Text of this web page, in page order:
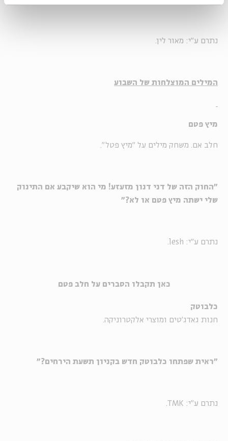
נתרם ע"י: מאור לין.
המילים המוצלחות של השבוע
מיץ פטם
חלב אם. משחק מילים על "מיץ פטל".
"החוק הזה של דני דנון מזעזע! מי הוא שיקבע אם התינוק
שלי ישתה מיץ פטם או לא?"
נתרם ע"י: lesh.
כאן תקבלו הסברים על חלב פטם
כלבוטק
חנות גאדג'טים ומוצרי אלקטרוניקה.
"ראית שפתחו כלבוטק חדש בקניון תשעת הירחים?"
נתרם ע"י: TMK.